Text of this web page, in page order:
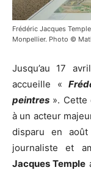
Frédéric Jacques
Monpellier. Photo ©
Jusqu’au 17
accueille «
peintres ». Cette
à un acteur
disparu en août
journaliste et
Jacques Temple